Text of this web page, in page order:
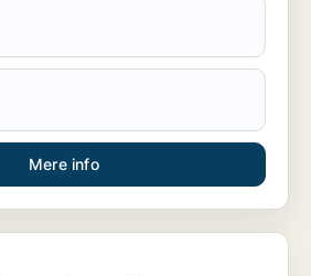
Mere info
lager eller erhvervsgrund til leje i